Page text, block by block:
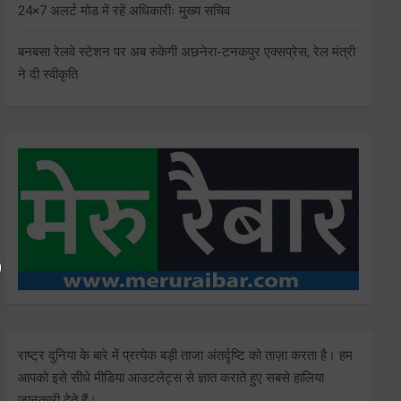
24×7 अलर्ट मोड में रहें अधिकारीः मुख्य सचिव
बनबसा रेलवे स्टेशन पर अब रुकेगी अछनेरा-टनकपुर एक्सप्रेस, रेल मंत्री
ने दी स्वीकृति
राष्ट्र दुनिया के बारे में प्रत्येक बड़ी ताजा अंतर्दृष्टि को ताज़ा करता है। हम
आपको इसे सीधे मीडिया आउटलेट्स से ज्ञात कराते हुए सबसे हालिया